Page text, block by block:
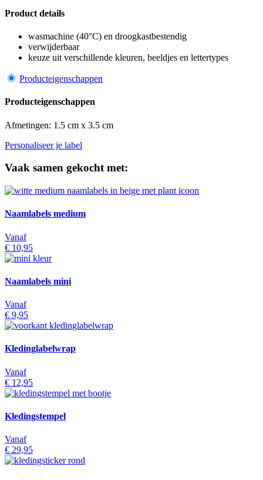
Product details
wasmachine (40°C) en droogkastbestendig
verwijderbaar
keuze uit verschillende kleuren, beeldjes en lettertypes
Producteigenschappen
Producteigenschappen
Afmetingen: 1.5 cm x 3.5 cm
Personaliseer je label
Vaak samen gekocht met:
Naamlabels medium
Vanaf
€ 10,95
Naamlabels mini
Vanaf
€ 9,95
Kledinglabelwrap
Vanaf
€ 12,95
Kledingstempel
Vanaf
€ 29,95